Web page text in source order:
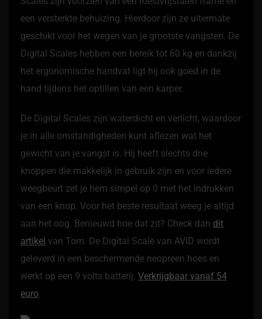
een versterkte behuizing. Hierdoor zijn ze uitermate
geschikt voor het wegen van je grootste vangsten. De
Digital Scales hebben een bereik tot 60 kg en dankzij
het ergonomische handvat ligt hij ook goed in de
hand tijdens het optillen van een karper.
De Digital Scales zijn waterdicht en verlicht, waardoor
je in alle omstandigheden kunt aflezen wat het
gewicht van je vangst is. Hij heeft slechts drie
knoppen die makkelijk in gebruik zijn en voor iedere
weegbeurt zet je hem simpel op 0 met het indrukken
van een knop. Voor het beste resultaat weeg je altijd
aan het oog. Benieuwd hoe dat zit? Check dan dit
artikel van Tom. De Digital Scale van AVID wordt
geleverd in een beschermende neopreen hoes en
werkt op een 9 volts batterij. Verkrijgbaar vanaf 54
euro.